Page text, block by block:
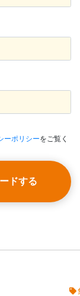
ーポリシーをご覧く
ドする